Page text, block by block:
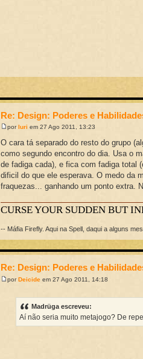
Re: Design: Poderes e
porIuri em 27 Ago 2011, 13:23
O cara tá separado do resto do grupo
como segundo encontro do dia. Usa o
de fadiga cada), e fica com fadiga total
dificil do que ele esperava. O medo da
fraquezas... ganhando um ponto extra.
CURSE YOUR SUDDEN BUT
-- Máfia Firefly. Aqui na Spell, daqui a alguns
Re: Design: Poderes e
porDeicide em 27 Ago 2011, 14:18
Madrüga escreveu:
Aí não seria muito metajogo? De